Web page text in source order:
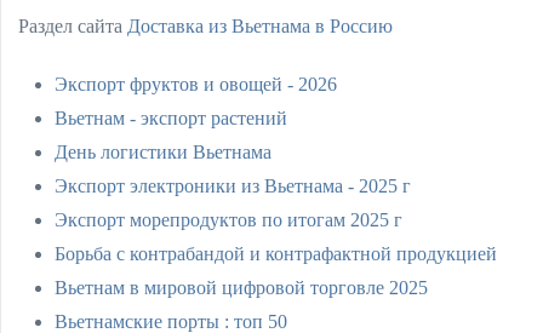
Раздел сайта Доставка из Вьетнама в Россию
Экспорт фруктов и овощей - 2026
Вьетнам - экспорт растений
День логистики Вьетнама
Экспорт электроники из Вьетнама - 2025 г
Экспорт морепродуктов по итогам 2025 г
Борьба с контрабандой и контрафактной продукцией
Вьетнам в мировой цифровой торговле 2025
Вьетнамские порты : топ 50